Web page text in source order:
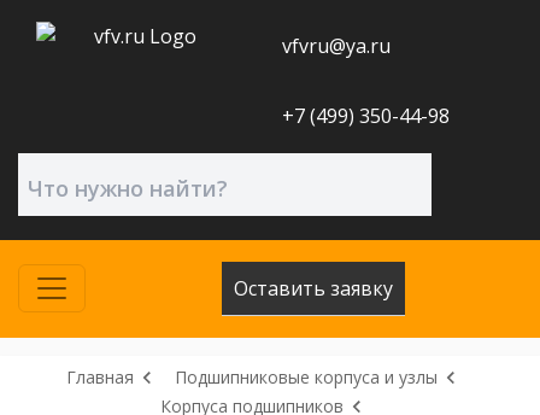
vfvru@ya.ru
+7 (499) 350-44-98
Оставить заявку
Главная
Подшипниковые корпуса и узлы
Корпуса подшипников